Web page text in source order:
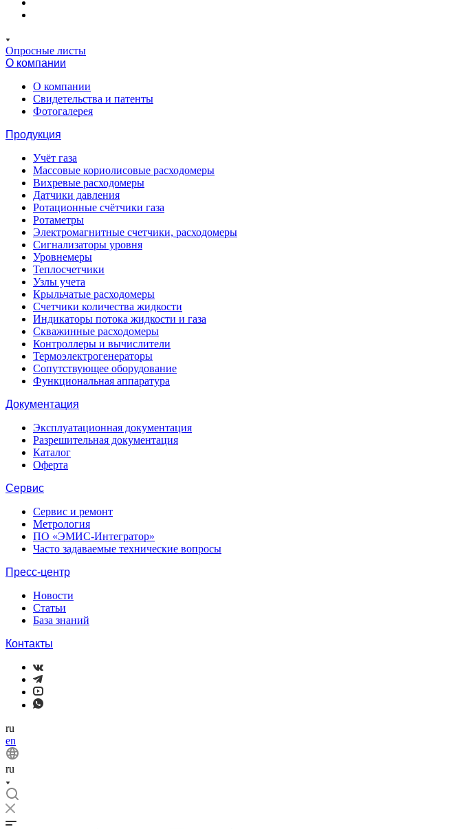
Опросные листы
О компании
О компании
Свидетельства и патенты
Фотогалерея
Продукция
Учёт газа
Массовые кориолисовые расходомеры
Вихревые расходомеры
Датчики давления
Ротационные счётчики газа
Ротаметры
Электромагнитные счетчики, расходомеры
Сигнализаторы уровня
Уровнемеры
Теплосчетчики
Узлы учета
Крыльчатые расходомеры
Счетчики количества жидкости
Индикаторы потока жидкости и газа
Скважинные расходомеры
Контроллеры и вычислители
Термоэлектрогенераторы
Сопутствующее оборудование
Функциональная аппаратура
Документация
Эксплуатационная документация
Разрешительная документация
Каталог
Оферта
Сервис
Сервис и ремонт
Метрология
ПО «ЭМИС-Интегратор»
Часто задаваемые технические вопросы
Пресс-центр
Новости
Статьи
База знаний
Контакты
ru
en
ru